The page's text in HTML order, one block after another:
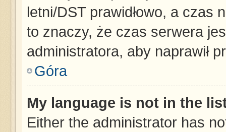
letni/DST prawidłowo, a czas
to znaczy, że czas serwera
administratora, aby naprawił
Góra
My language is not in the
Either the administrator has